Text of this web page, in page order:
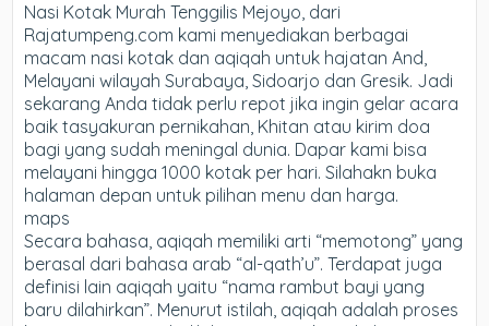
Nasi Kotak Murah Tenggilis Mejoyo, dari
Rajatumpeng.com kami menyediakan berbagai
macam nasi kotak dan aqiqah untuk hajatan And,
Melayani wilayah Surabaya, Sidoarjo dan Gresik. Jadi
sekarang Anda tidak perlu repot jika ingin gelar acara
baik tasyakuran pernikahan, Khitan atau kirim doa
bagi yang sudah meningal dunia. Dapar kami bisa
melayani hingga 1000 kotak per hari. Silahakn buka
halaman depan untuk pilihan menu dan harga.
maps
Secara bahasa, aqiqah memiliki arti “memotong” yang
berasal dari bahasa arab “al-qath’u”. Terdapat juga
definisi lain aqiqah yaitu “nama rambut bayi yang
baru dilahirkan”. Menurut istilah, aqiqah adalah proses